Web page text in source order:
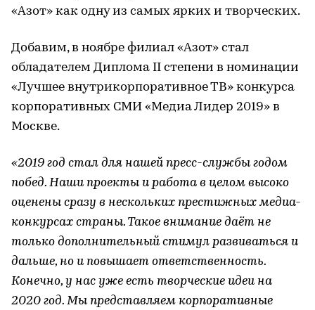
«Азот» как одну из самых ярких и творческих.
Добавим, в ноябре филиал «Азот» стал
обладателем Диплома II степени в номинации
«Лучшее внутрикорпоративное ТВ» конкурса
корпоративных СМИ «Медиа Лидер 2019» в
Москве.
«2019 год стал для нашей пресс-службы годом
побед. Наши проекты и работа в целом высоко
оценены сразу в нескольких престижных медиа-
конкурсах страны. Такое внимание даёт не
только дополнительный стимул развиваться и
дальше, но и повышает ответственность.
Конечно, у нас уже есть творческие идеи на
2020 год. Мы представляем корпоративные